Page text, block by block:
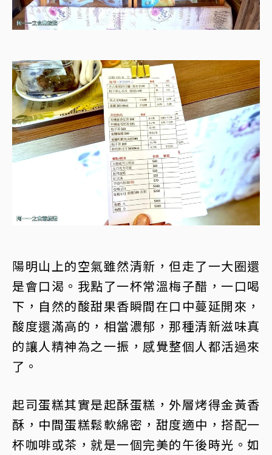
陽明山上的空氣雖然清新，但走了一大圈還
是會口渴。我點了一杯常溫梅子醋，一口喝
下，自然的酸甜果香瞬間在口中蔓延開來，
酸度還滿高的，相當濃郁，那種清新滋味真
的讓人精神為之一振，感覺整個人都活過來
了。
起司蛋糕其實是起酥蛋糕，外層烤得金黃香
酥，中間蛋糕鬆軟綿密，甜度適中，搭配一
杯咖啡或茶，就是一個完美的午後時光。如